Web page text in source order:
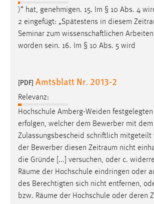
)“ hat, genehmigen. 15. Im § 10 Abs. 4
2 eingefügt: „Spätestens in diesem
Seminar zum wissenschaftlichen
worden sein. 16. Im § 10 Abs. 5 wird
[PDF] Amtsblatt Nr. 2013-2
Relevanz:
Hochschule Amberg-Weiden festgelegten
erfolgen, welcher dem Bewerber mit dem
Zulassungsbescheid schriftlich mitgeteilt
der Bewerber diesen Zeitraum nicht
die Gründe [...] versuchen, oder c.
Räume der Hochschule eindringen oder
des Berechtigten sich nicht entfernen,
bzw. Räume der Hochschule oder deren